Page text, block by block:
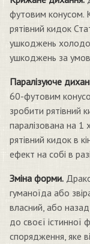
футовим конусом.
рятівний кидок
ушкоджень
ушкоджень за
Паралізуюче
60-футовим
зробити рятівний
паралізована на
рятівний кидок в
ефект на собі в
Зміна форми.
гуманоїда або
власний, або
до своєї
спорядження, яке